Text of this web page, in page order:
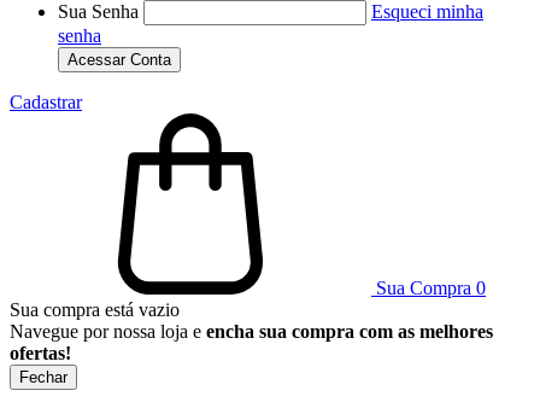
Sua Senha
Esqueci minha
senha
Acessar Conta
Cadastrar
Sua Compra 0
Sua compra está vazio
Navegue por nossa loja e encha sua compra com as melhores
ofertas!
Fechar